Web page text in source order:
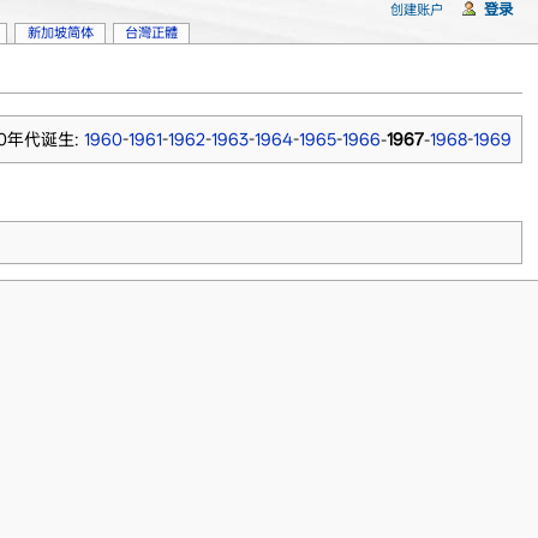
年代诞生: 1960-1961-1962-1963-1964-1965-1966-1967-1968-1969
新加坡简体 台灣正體
创建账户 登录